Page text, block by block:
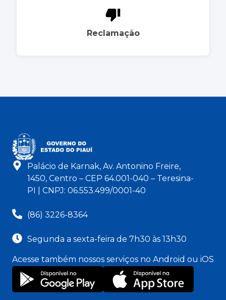
Reclamação
Palácio de Karnak, Av. Antonino Freire,
1450, Centro – CEP 64.001-040 – Teresina-
PI | CNPJ: 06.553.499/0001-40
(86) 3226-8364
Segunda a sexta-feira de 7h30 às 13h30
Acesse também nossos serviços no Android ou iOS